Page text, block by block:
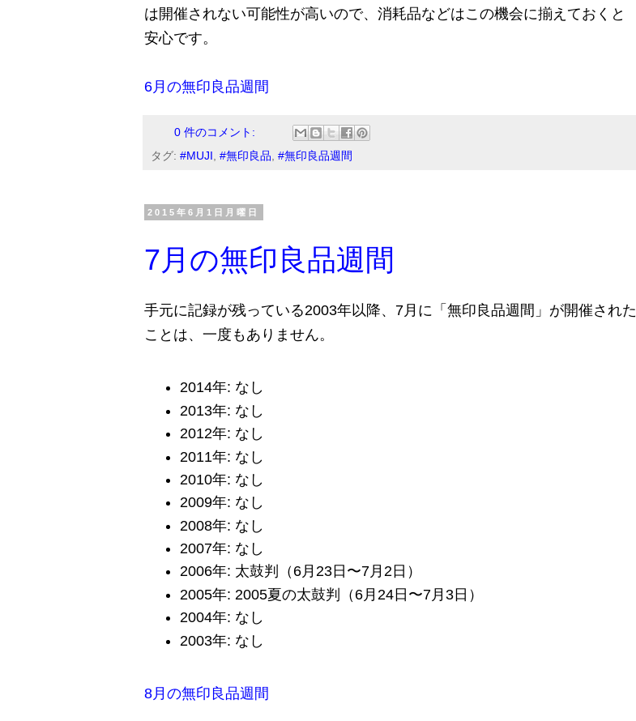
は開催されない可能性が高いので、消耗品などはこの機会に揃えておくと
安心です。
6月の無印良品週間
0 件のコメント:
タグ: #MUJI #無印良品 #無印良品週間
2015年6月1日月曜日
7月の無印良品週間
手元に記録が残っている2003年以降、7月に「無印良品週間」が開催された
ことは、一度もありません。
2014年: なし
2013年: なし
2012年: なし
2011年: なし
2010年: なし
2009年: なし
2008年: なし
2007年: なし
2006年: 太鼓判（6月23日〜7月2日）
2005年: 2005夏の太鼓判（6月24日〜7月3日）
2004年: なし
2003年: なし
8月の無印良品週間